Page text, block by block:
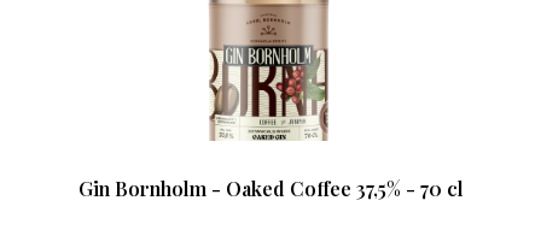
Gin Bornholm - Oaked Coffee 37,5% - 70 cl